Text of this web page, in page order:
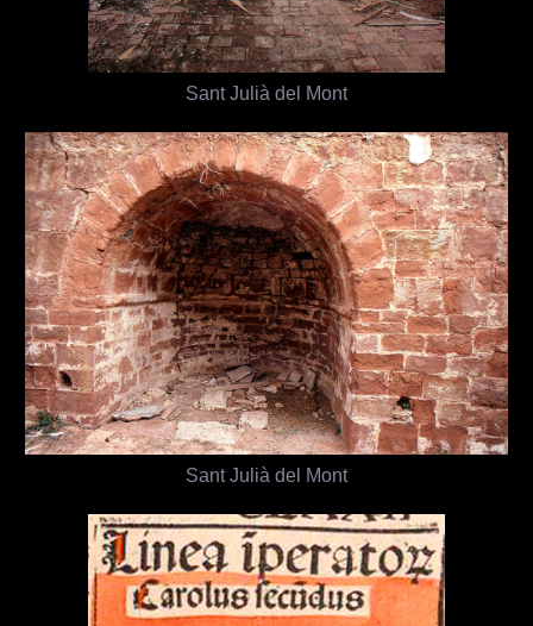
Sant Julià del Mont
Sant Julià del Mont